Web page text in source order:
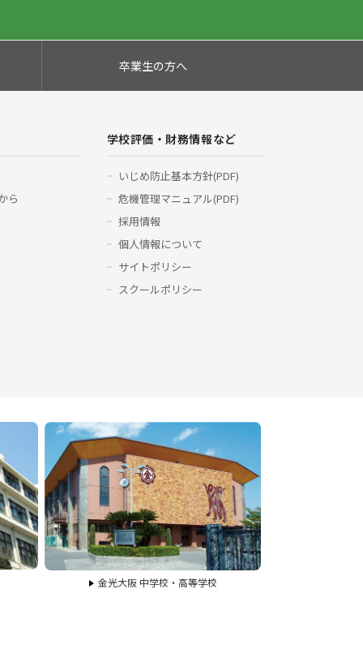
卒業生の方へ
ら
学校評価・財務情報など
いじめ防止基本方針(PDF)
危機管理マニュアル(PDF)
採用情報
個人情報について
サイトポリシー
スクールポリシー
金光大阪 中学校・高等学校